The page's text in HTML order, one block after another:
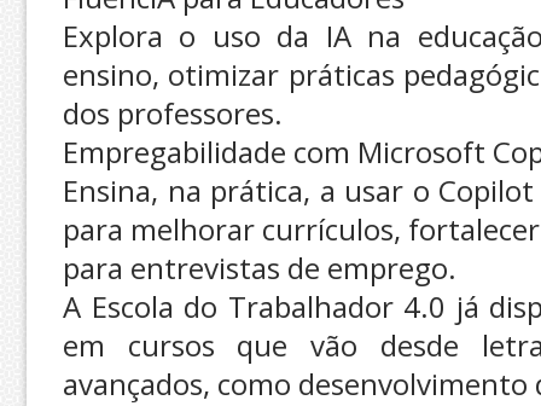
Explora o uso da IA na
ensino, otimizar práticas
dos professores.
Empregabilidade com Microsoft
Ensina, na prática, a usar o
para melhorar currículos,
para entrevistas de emprego.
A Escola do Trabalhador 4.0 já
em cursos que vão desde
avançados, como